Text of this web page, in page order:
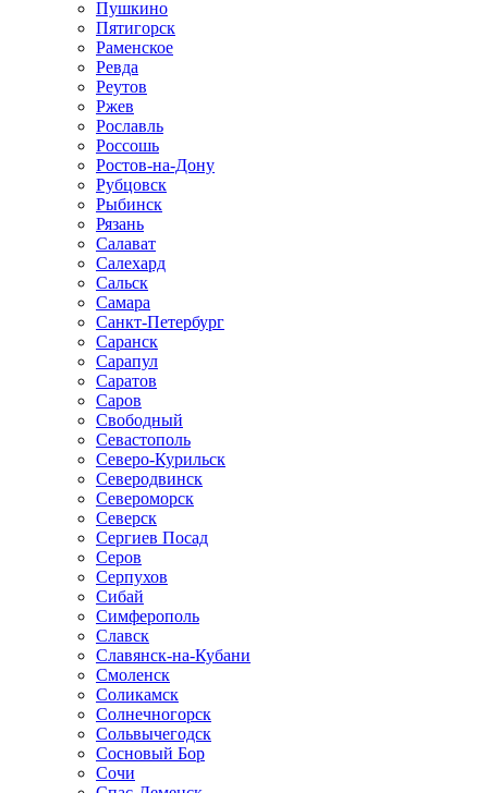
Пушкино
Пятигорск
Раменское
Ревда
Реутов
Ржев
Рославль
Россошь
Ростов-на-Дону
Рубцовск
Рыбинск
Рязань
Салават
Салехард
Сальск
Самара
Санкт-Петербург
Саранск
Сарапул
Саратов
Саров
Свободный
Севастополь
Северо-Курильск
Северодвинск
Североморск
Северск
Сергиев Посад
Серов
Серпухов
Сибай
Симферополь
Славск
Славянск-на-Кубани
Смоленск
Соликамск
Солнечногорск
Сольвычегодск
Сосновый Бор
Сочи